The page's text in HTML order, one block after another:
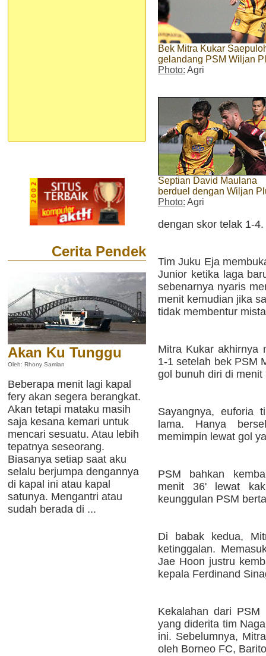
Cerita Pendek
Akan Ku Tunggu
Oleh: Rhony Samlan
Beberapa menit lagi kapal
fery akan segera berangkat.
Akan tetapi mataku masih
saja kesana kemari untuk
mencari sesuatu. Atau lebih
tepatnya seseorang.
Biasanya setiap saat aku
selalu berjumpa dengannya
di kapal ini atau kapal
satunya. Mengantri atau
sudah berada di ...
Bek Mitra Kukar
gelandang PSM Wiljan
Photo: Agri
Septian David Maulana
berduel dengan Wiljan
Photo: Agri
dengan skor telak 1-4.
Tim Juku Eja
Junior ketika laga
sebenarnya nyaris
menit kemudian jika
tidak membentur
Mitra Kukar akhirnya
1-1 setelah bek PSM
gol bunuh diri di menit
Sayangnya, euforia
lama. Hanya
memimpin lewat gol
PSM bahkan
menit 36' lewat
keunggulan PSM
Di babak kedua,
ketinggalan.
Jae Hoon justru
kepala Ferdinand
Kekalahan dari PSM
yang diderita tim
ini. Sebelumnya,
oleh Borneo FC,